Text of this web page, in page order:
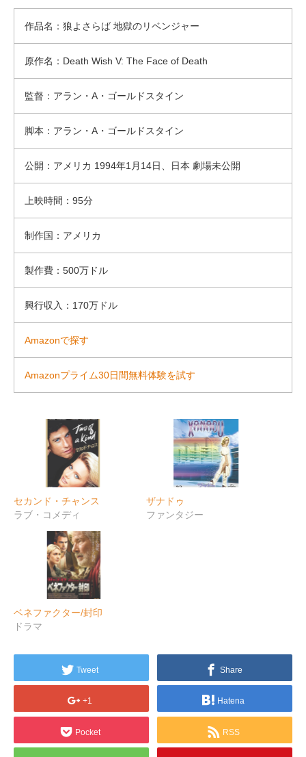
作品名：狼よさらば 地獄のリベンジャー
原作名：Death Wish V: The Face of Death
監督：アラン・A・ゴールドスタイン
脚本：アラン・A・ゴールドスタイン
公開：アメリカ 1994年1月14日、日本 劇場未公開
上映時間：95分
制作国：アメリカ
製作費：500万ドル
興行収入：170万ドル
Amazonで探す
Amazonプライム30日間無料体験を試す
セカンド・チャンス
ラブ・コメディ
ザナドゥ
ファンタジー
ベネファクター/封印
ドラマ
Tweet Share
+1 Hatena
Pocket RSS